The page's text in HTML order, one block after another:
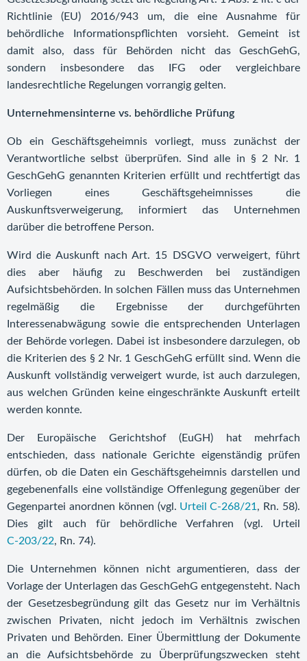
Richtlinie (EU) 2016/943 um, die eine Ausnahme für
behördliche Informationspflichten vorsieht. Gemeint ist
damit also, dass für Behörden nicht das GeschGehG,
sondern insbesondere das IFG oder vergleichbare
landesrechtliche Regelungen vorrangig gelten.
Unternehmensinterne vs. behördliche Prüfung
Ob ein Geschäftsgeheimnis vorliegt, muss zunächst der
Verantwortliche selbst überprüfen. Sind alle in § 2 Nr. 1
GeschGehG genannten Kriterien erfüllt und rechtfertigt das
Vorliegen eines Geschäftsgeheimnisses die
Auskunftsverweigerung, informiert das Unternehmen
darüber die betroffene Person.
Wird die Auskunft nach Art. 15 DSGVO verweigert, führt
dies aber häufig zu Beschwerden bei zuständigen
Aufsichtsbehörden. In solchen Fällen muss das Unternehmen
regelmäßig die Ergebnisse der durchgeführten
Interessenabwägung sowie die entsprechenden Unterlagen
der Behörde vorlegen. Dabei ist insbesondere darzulegen, ob
die Kriterien des § 2 Nr. 1 GeschGehG erfüllt sind. Wenn die
Auskunft vollständig verweigert wurde, ist auch darzulegen,
aus welchen Gründen keine eingeschränkte Auskunft erteilt
werden konnte.
Der Europäische Gerichtshof (EuGH) hat mehrfach
entschieden, dass nationale Gerichte eigenständig prüfen
dürfen, ob die Daten ein Geschäftsgeheimnis darstellen und
gegebenenfalls eine vollständige Offenlegung gegenüber der
Gegenpartei anordnen können (vgl. Urteil C-268/21 , Rn. 58).
Dies gilt auch für behördliche Verfahren (vgl. Urteil
C-203/22, Rn. 74).
Die Unternehmen können nicht argumentieren, dass der
Vorlage der Unterlagen das GeschGehG entgegensteht. Nach
der Gesetzesbegründung gilt das Gesetz nur im Verhältnis
zwischen Privaten, nicht jedoch im Verhältnis zwischen
Privaten und Behörden. Einer Übermittlung der Dokumente
an die Aufsichtsbehörde zu Überprüfungszwecken steht